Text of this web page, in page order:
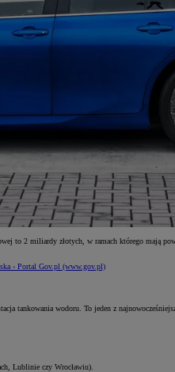
2 miliardy złotych, w ramach którego mają
- Portal Gov.pl (www.gov.pl)
tankowania wodoru. To jeden z
Lublinie czy Wrocławiu).